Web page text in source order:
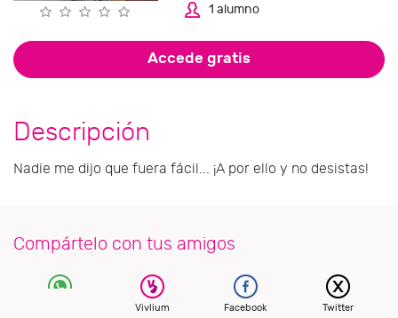
1 alumno
Accede gratis
Descripción
Nadie me dijo que fuera fácil... ¡A por ello y no desistas!
Compártelo con tus amigos
Vivlium Facebook Twitter